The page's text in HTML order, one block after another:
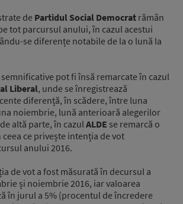
de Partidul Social Democrat rămân
tot parcursul anului, în cazul acestui
se diferențe notabile de la o lună la
pot fi însă remarcate în cazul
Liberal, unde se înregistrează
diferență, în scădere, între luna
noiembrie, lună anterioară alegerilor
altă parte, în cazulALDE se remarcă o
ce privește intenția de vot
anului 2016.
de vot a fost măsurată în decursul a
și noiembrie 2016, iar valoarea
în jurul a 5% (procentul de încredere